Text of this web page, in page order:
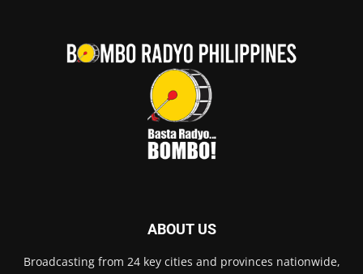
ABOUT US
Broadcasting from 24 key cities and provinces nationwide,